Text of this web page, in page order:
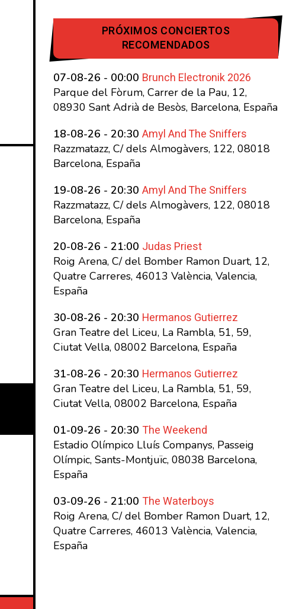
PRÓXIMOS CONCIERTOS
RECOMENDADOS
07-08-26 - 00:00 Brunch Electronik 2026
Parque del Fòrum, Carrer de la Pau, 12,
08930 Sant Adrià de Besòs, Barcelona, España
18-08-26 - 20:30 Amyl And The Sniffers
Razzmatazz, C/ dels Almogàvers, 122, 08018
Barcelona, España
19-08-26 - 20:30 Amyl And The Sniffers
Razzmatazz, C/ dels Almogàvers, 122, 08018
Barcelona, España
20-08-26 - 21:00 Judas Priest
Roig Arena, C/ del Bomber Ramon Duart, 12,
Quatre Carreres, 46013 València, Valencia,
España
30-08-26 - 20:30 Hermanos Gutierrez
Gran Teatre del Liceu, La Rambla, 51, 59,
Ciutat Vella, 08002 Barcelona, España
31-08-26 - 20:30 Hermanos Gutierrez
Gran Teatre del Liceu, La Rambla, 51, 59,
Ciutat Vella, 08002 Barcelona, España
01-09-26 - 20:30 The Weekend
Estadio Olímpico Lluís Companys, Passeig
Olímpic, Sants-Montjuïc, 08038 Barcelona,
España
03-09-26 - 21:00 The Waterboys
Roig Arena, C/ del Bomber Ramon Duart, 12,
Quatre Carreres, 46013 València, Valencia,
España